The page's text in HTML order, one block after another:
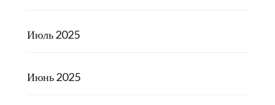
Июль 2025
Июнь 2025